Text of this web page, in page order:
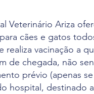
Veterinário Ariza
cães e gatos
realiza vacinação a
de chegada, não
prévio (apenas
hospital, destinado